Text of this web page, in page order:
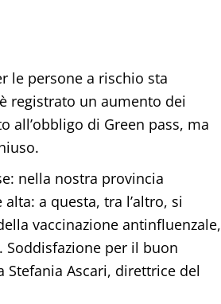
le persone a rischio sta
registrato un aumento dei
all’obbligo di Green pass, ma
nella nostra provincia
a questa, tra l’altro, si
vaccinazione antinfluenzale,
per il buon
Ascari, direttrice del